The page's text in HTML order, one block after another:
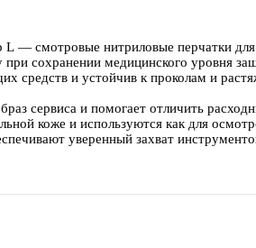
— смотровые нитриловые перчатки для
сохранении медицинского уровня
средств и устойчив к проколам и
сервиса и помогает отличить
коже и используются как для
уверенный захват